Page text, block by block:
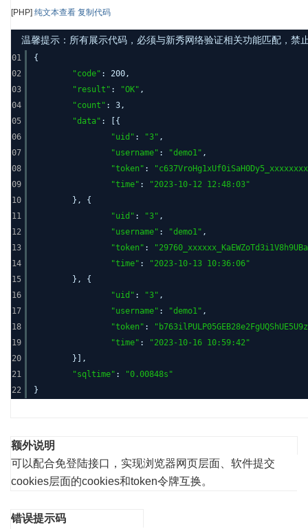
[PHP] 纯文本查看 复制代码
温馨提示：所有展示代码，必须与新秀网络验证相关功能匹配，
01
02
03
04
05
06
07
08
09
10
11
12
13
14
15
16
17
18
19
20
21
22
{
"code" : 200,
"result" : "OK" ,
"count" : 3,
"data" : [{
"uid" : "3" ,
"username" : "demo1" ,
"token" :
"time" :
"2023-10-12 12:48:03"
}, {
"uid" : "3" ,
"username" : "demo1" ,
"token" :
"time" :
"2023-10-13 10:36:06"
}, {
"uid" : "3" ,
"username" : "demo1" ,
"token" :
"time" :
"2023-10-16 10:59:42"
}],
"sqltime" :
"0.00848s"
}
额外说明
可以配合免登陆接口，实现浏览器网页层面、软件提交
cookies层面的cookies和token令牌互换。
错误提示码